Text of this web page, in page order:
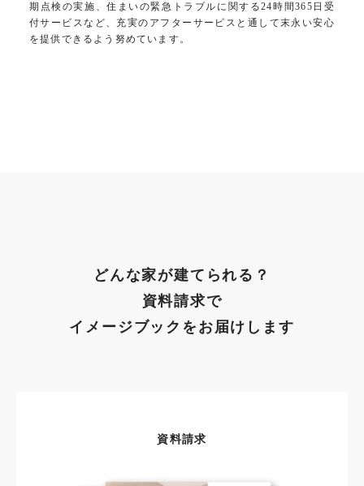
期点検の実施、住まいの緊急トラブルに関する24時間365日受
付サービスなど、充実のアフターサービスと通して末永い安心
を提供できるよう努めています。
どんな家が建てられる？
資料請求で
イメージブックをお届けします
資料請求